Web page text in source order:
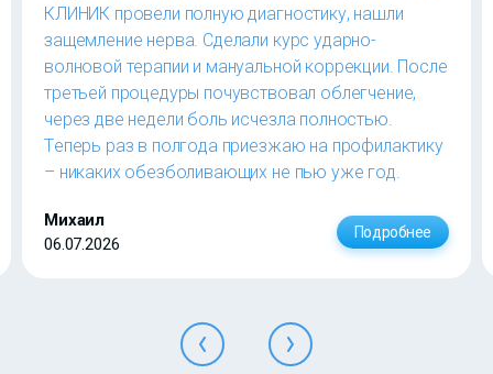
КЛИНИК провели полную диагностику, нашли
защемление нерва. Сделали курс ударно-
волновой терапии и мануальной коррекции. После
третьей процедуры почувствовал облегчение,
через две недели боль исчезла полностью.
Теперь раз в полгода приезжаю на профилактику
– никаких обезболивающих не пью уже год.
Михаил
06.07.2026
Подробнее